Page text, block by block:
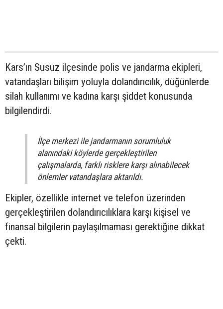
Kars’ın Susuz ilçesinde polis ve jandarma ekipleri,
vatandaşları bilişim yoluyla dolandırıcılık, düğünlerde
silah kullanımı ve kadına karşı şiddet konusunda
bilgilendirdi.
İlçe merkezi ile jandarmanın sorumluluk
alanındaki köylerde gerçekleştirilen
çalışmalarda, farklı risklere karşı alınabilecek
önlemler vatandaşlara aktarıldı.
Ekipler, özellikle internet ve telefon üzerinden
gerçekleştirilen dolandırıcılıklara karşı kişisel ve
finansal bilgilerin paylaşılmaması gerektiğine dikkat
çekti.